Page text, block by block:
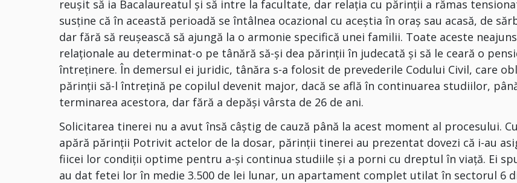
reușit să ia Bacalaureatul și să intre la facultate, dar relația cu părinții a rămas
susține că în această perioadă se întâlnea ocazional cu aceștia în oraș sau acasă, de
dar fără să reușească să ajungă la o armonie specifică unei familii. Toate aceste
relaționale au determinat-o pe tânără să-și dea părinții în judecată și să le ceară o
întreținere. În demersul ei juridic, tânăra s-a folosit de prevederile Codului Civil, care
părinții să-l întrețină pe copilul devenit major, dacă se află în continuarea studiilor,
terminarea acestora, dar fără a depăși vârsta de 26 de ani.
Solicitarea tinerei nu a avut însă câștig de cauză până la acest moment al procesului.
apără părinții Potrivit actelor de la dosar, părinții tinerei au prezentat dovezi că i-au
fiicei lor condiții optime pentru a-și continua studiile și a porni cu dreptul în viață. Ei
au dat fetei lor în medie 3.500 de lei lunar, un apartament complet utilat în sectorul 6